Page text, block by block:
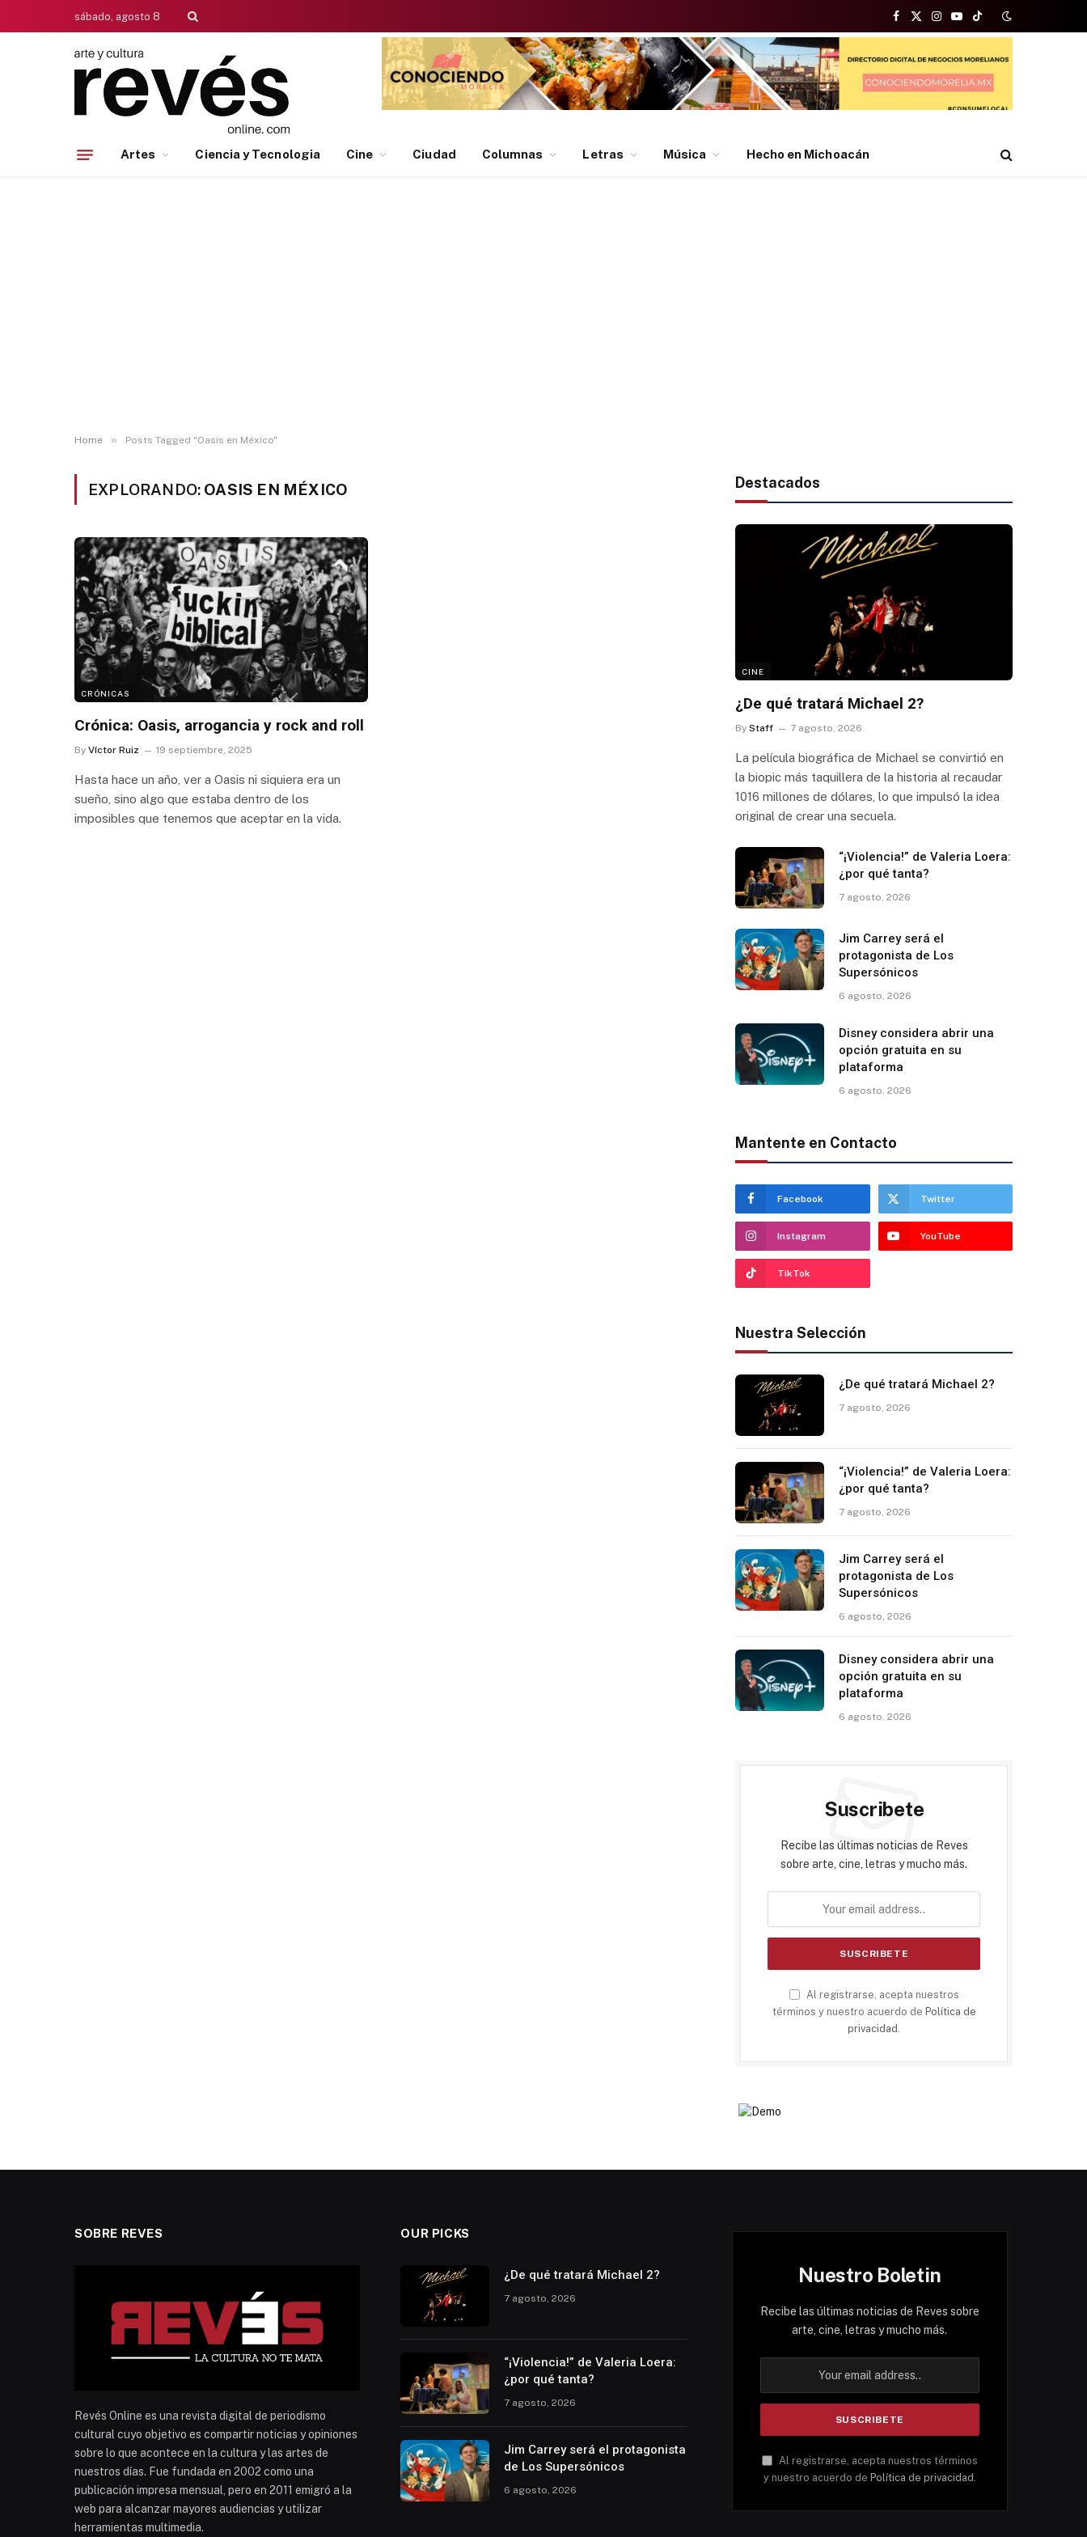
sábado, agosto 8
Facebook
X
(Twitter)
Instagram
YouTubeTikTok
Artes Ciencia y Tecnologia Cine Ciudad Columnas Letras Música Hecho en Michoacán
Home » Posts Tagged "Oasis en México"
EXPLORANDO: OASIS EN MÉXICO
CRÓNICAS
Crónica: Oasis, arrogancia y rock and roll
By Víctor Ruiz 19 septiembre, 2025
Hasta hace un año, ver a Oasis ni siquiera era un
sueño, sino algo que estaba dentro de los
imposibles que tenemos que aceptar en la vida.
Destacados
CINE
¿De qué tratará Michael 2?
By Staff 7 agosto, 2026
La película biográfica de Michael se convirtió en
la biopic más taquillera de la historia al recaudar
1016 millones de dólares, lo que impulsó la idea
original de crear una secuela.
“¡Violencia!” de Valeria Loera:
¿por qué tanta?
7 agosto, 2026
Jim Carrey será el
protagonista de Los
Supersónicos
6 agosto, 2026
Disney considera abrir una
opción gratuita en su
plataforma
6 agosto, 2026
Mantente en Contacto
Facebook Twitter
Instagram YouTube
TikTok
Nuestra Selección
¿De qué tratará Michael 2?
7 agosto, 2026
“¡Violencia!” de Valeria Loera:
¿por qué tanta?
7 agosto, 2026
Jim Carrey será el
protagonista de Los
Supersónicos
6 agosto, 2026
Disney considera abrir una
opción gratuita en su
plataforma
6 agosto, 2026
Suscribete
Recibe las últimas noticias de Reves
sobre arte, cine, letras y mucho más.
Al registrarse, acepta nuestros
términos y nuestro acuerdo de Política de
privacidad
SOBRE REVES
Revés Online es una revista digital de periodismo
cultural cuyo objetivo es compartir noticias y opiniones
sobre lo que acontece en la cultura y las artes de
nuestros días. Fue fundada en 2002 como una
publicación impresa mensual, pero en 2011 emigró a la
web para alcanzar mayores audiencias y utilizar
herramientas multimedia.
OUR PICKS
¿De qué tratará Michael 2?
7 agosto, 2026
“¡Violencia!” de Valeria Loera:
¿por qué tanta?
7 agosto, 2026
Jim Carrey será el protagonista
de Los Supersónicos
6 agosto, 2026
Nuestro Boletin
Recibe las últimas noticias de Reves sobre
arte, cine, letras y mucho más.
Al registrarse, acepta nuestros términos
y nuestro acuerdo de Política de privacidad